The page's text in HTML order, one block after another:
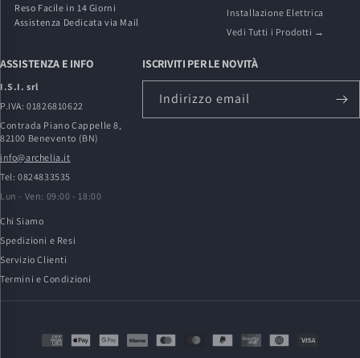
Reso Facile in 14 Giorni
Assistenza Dedicata via Mail
Installazione Elettrica
Vedi Tutti i Prodotti →
ASSISTENZA E INFO
I.S.I. srl
P.IVA: 01826810622
Contrada Piano Cappelle 8,
82100 Benevento (BN)
info@archelia.it
Tel: 0824833535
Lun - Ven: 09:00 - 18:00
Chi Siamo
Spedizioni e Resi
Servizio Clienti
Termini e Condizioni
ISCRIVITI PER LE NOVITÀ
Indirizzo email
Metodi